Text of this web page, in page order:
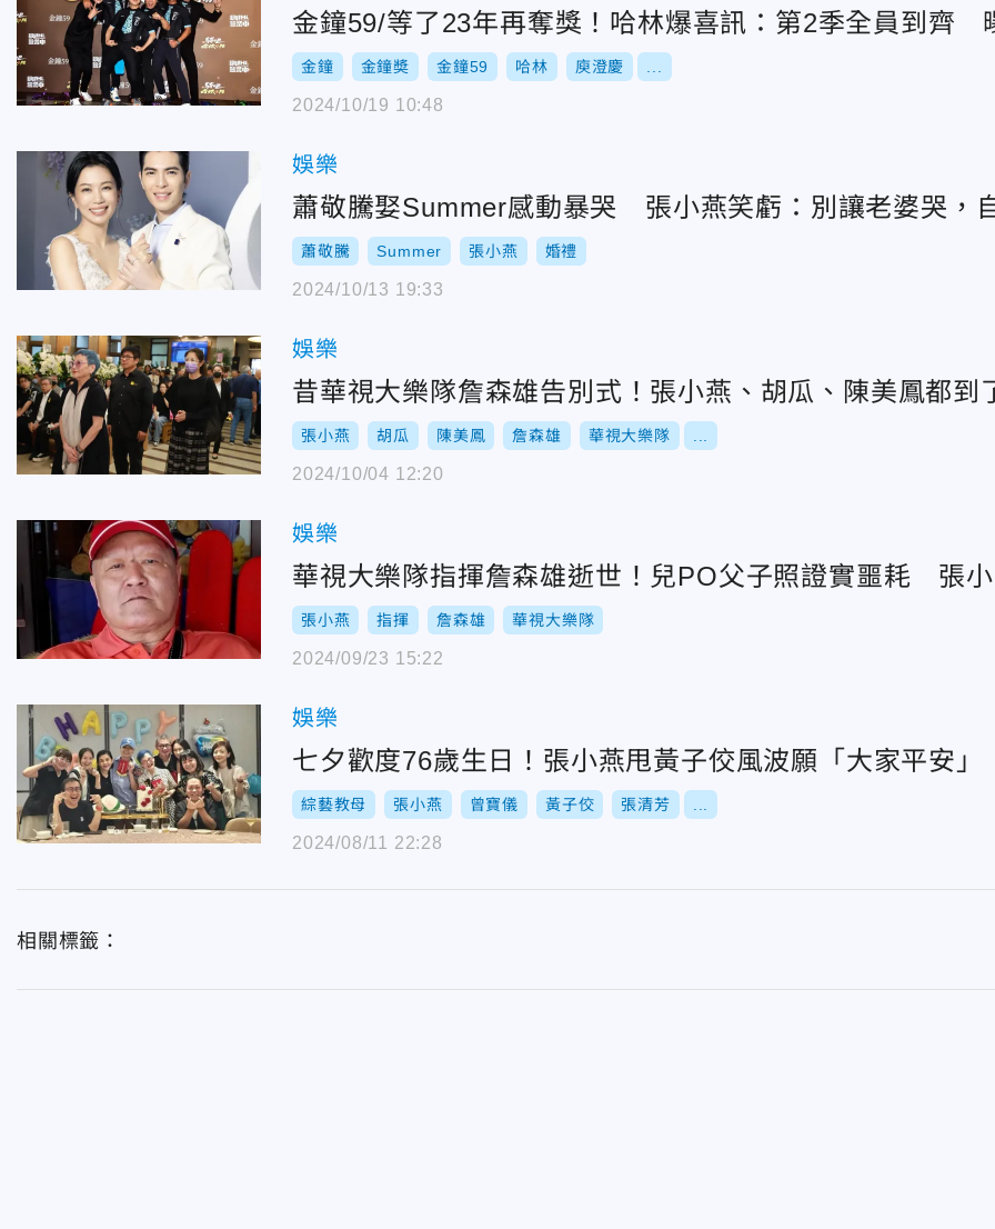
金鐘59/等了23年再奪獎！哈林爆喜訊：第2季全員到齊
金鐘 金鐘奬 金鐘59 哈林 庾澄慶
2024/10/19 10:48
娛樂
蕭敬騰娶Summer感動暴哭 張小燕笑虧：別讓老婆哭，
蕭敬騰 Summer 張小燕 婚禮
2024/10/13 19:33
娛樂
昔華視大樂隊詹森雄告別式！張小燕、胡瓜、陳美鳳都
張小燕 胡瓜 陳美鳳 詹森雄 華視大樂隊
2024/10/04 12:20
娛樂
華視大樂隊指揮詹森雄逝世！兒PO父子照證實噩耗 張
張小燕 指揮 詹森雄 華視大樂隊
2024/09/23 15:22
娛樂
七夕歡度76歲生日！張小燕甩黃子佼風波願「大家平安
綜藝教母 張小燕 曾寶儀 黃子佼 張清芳
2024/08/11 22:28
相關標籤：